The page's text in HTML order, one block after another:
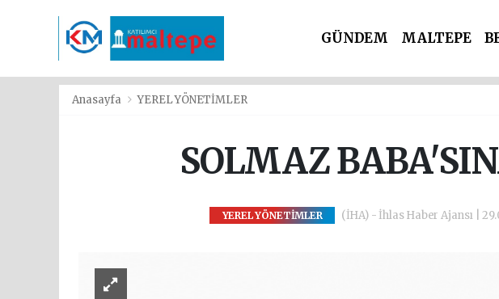
GÜNDEM MALTEPE
Anasayfa YEREL YÖNETİMLER
SOLMAZ
YEREL YÖNETİMLER (İHA) - İhlas Haber Ajansı |